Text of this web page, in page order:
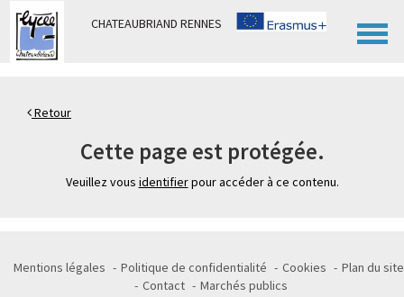
CHATEAUBRIAND RENNES
Retour
Cette page est protégée.
Veuillez vous identifierpour accéder à ce contenu.
Mentions légales Politique de confidentialité Cookies
Plan du site
Contact
Marchés publics
Panneau de gestion des cookies